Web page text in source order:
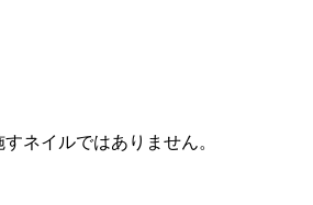
ネイルではありません。